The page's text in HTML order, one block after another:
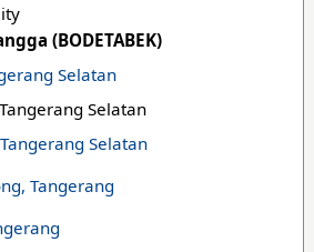
(BODETABEK)
Selatan
Selatan
Selatan
Tangerang